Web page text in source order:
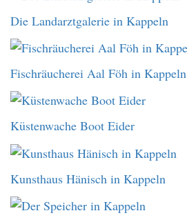
Die Landarztgalerie in Kappeln
Fischräucherei Aal Föh in Kappeln
Küstenwache Boot Eider
Kunsthaus Hänisch in Kappeln